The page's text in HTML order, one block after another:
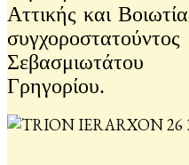
Αττικής και
Γρηγορίου.